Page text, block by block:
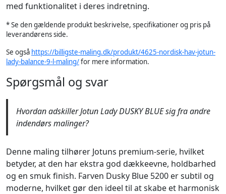
med funktionalitet i deres indretning.
* Se den gældende produkt beskrivelse, specifikationer og pris på
leverandørens side.
Se også https://billigste-maling.dk/produkt/4625-nordisk-hav-jotun-
lady-balance-9-l-maling/for mere information.
Spørgsmål og svar
Hvordan adskiller Jotun Lady DUSKY BLUE sig fra andre
indendørs malinger?
Denne maling tilhører Jotuns premium-serie, hvilket
betyder, at den har ekstra god dækkeevne, holdbarhed
og en smuk finish. Farven Dusky Blue 5200 er subtil og
moderne, hvilket gør den ideel til at skabe et harmonisk